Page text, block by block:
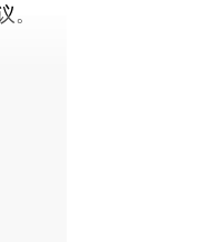
。